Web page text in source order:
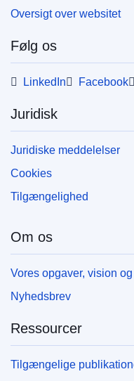
Oversigt over websitet
Følg os
LinkedIn Facebook
Juridisk
Juridiske meddelelser
Cookies
Tilgængelighed
Om os
Vores opgaver, vision
Nyhedsbrev
Ressourcer
Tilgængelige